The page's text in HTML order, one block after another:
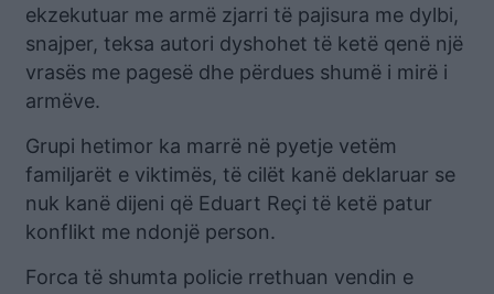
ekzekutuar me armë zjarri të pajisura me dylbi,
snajper, teksa autori dyshohet të ketë qenë një
vrasës me pagesë dhe përdues shumë i mirë i
armëve.
Grupi hetimor ka marrë në pyetje vetëm
familjarët e viktimës, të cilët kanë deklaruar se
nuk kanë dijeni që Eduart Reçi të ketë patur
konflikt me ndonjë person.
Forca të shumta policie rrethuan vendin e